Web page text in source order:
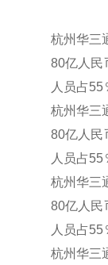
杭州华三
80亿人民
人员占55
杭州华三
80亿人民
人员占55
杭州华三
80亿人民
人员占55
杭州华三